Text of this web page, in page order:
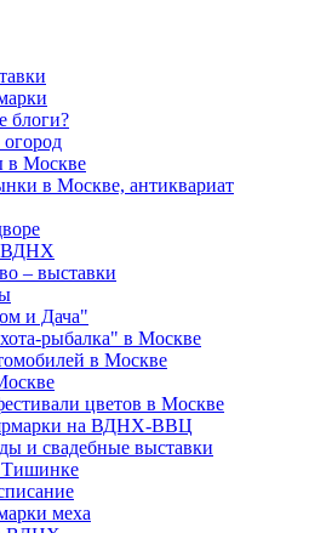
блоги?
в Москве
в Москве, антиквариат
ВДНХ
– выставки
и Дача"
рыбалка" в Москве
в Москве
цветов в Москве
на ВДНХ-ВВЦ
и свадебные выставки
Тишинке
меха